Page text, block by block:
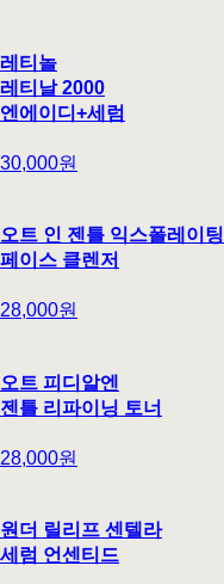
레티놀
레티날 2000
엔에이디+세럼
30,000원
오트 인 젠틀 익스폴레이팅
페이스 클렌저
28,000원
오트 피디알엔
젠틀 리파이닝 토너
28,000원
원더 릴리프 센텔라
세럼 언센티드